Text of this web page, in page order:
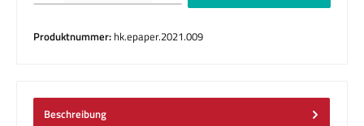
Produktnummer: hk.epaper.2021.009
Beschreibung